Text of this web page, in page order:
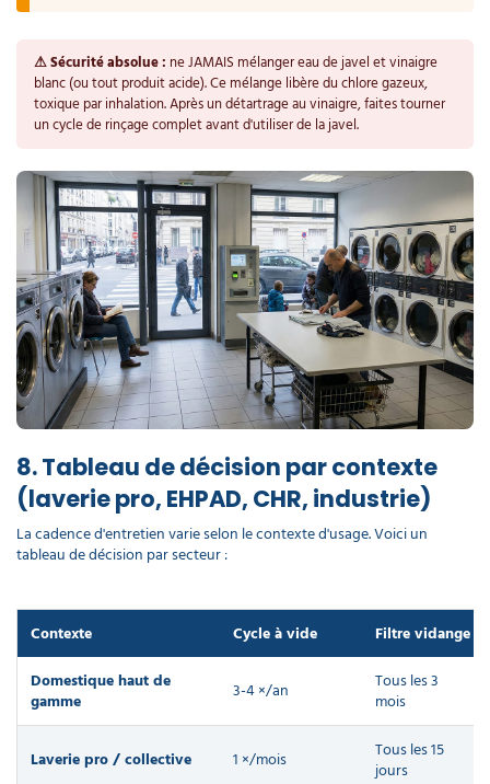
⚠ Sécurité absolue : ne JAMAIS mélanger eau de javel et vinaigre
blanc (ou tout produit acide). Ce mélange libère du chlore gazeux,
toxique par inhalation. Après un détartrage au vinaigre, faites tourner
un cycle de rinçage complet avant d'utiliser de la javel.
8. Tableau de décision par contexte
(laverie pro, EHPAD, CHR, industrie)
La cadence d'entretien varie selon le contexte d'usage. Voici un
tableau de décision par secteur :
Contexte Cycle à vide
Filtre vidange
Domestique haut de
gamme
3-4 ×/an
Tous les 3
mois
Laverie pro / collective 1 ×/mois
Tous les 15
jours